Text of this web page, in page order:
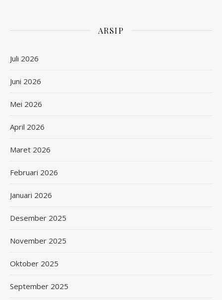
ARSIP
Juli 2026
Juni 2026
Mei 2026
April 2026
Maret 2026
Februari 2026
Januari 2026
Desember 2025
November 2025
Oktober 2025
September 2025